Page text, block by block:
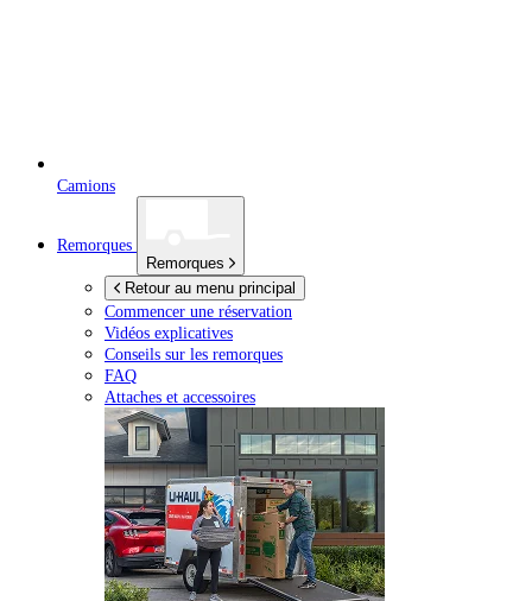
Camions
Remorques
Remorques
Retour au menu principal
Commencer une réservation
Vidéos explicatives
Conseils sur les remorques
FAQ
Attaches et accessoires